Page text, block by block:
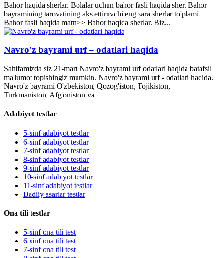
Bahor haqida sherlar. Bolalar uchun bahor fasli haqida sher. Bahor
bayramining tarovatining aks ettiruvchi eng sara sherlar to'plami.
Bahor fasli haqida matn>> Bahor haqida sherlar. Biz...
Navro’z bayrami urf – odatlari haqida
Sahifamizda siz 21-mart Navro'z bayrami urf odatlari haqida batafsil
ma'lumot topishingiz mumkin. Navro'z bayrami urf - odatlari haqida.
Navro'z bayrami O'zbekiston, Qozog'iston, Tojikiston,
Turkmaniston, Afg'oniston va...
Adabiyot testlar
5-sinf adabiyot testlar
6-sinf adabiyot testlar
7-sinf adabiyot testlar
8-sinf adabiyot testlar
9-sinf adabiyot testlar
10-sinf adabiyot testlar
11-sinf adabiyot testlar
Badiiy asarlar testlar
Ona tili testlar
5-sinf ona tili test
6-sinf ona tili test
7-sinf ona tili test